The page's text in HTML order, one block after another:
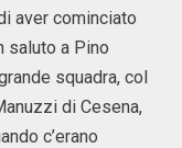
aver cominciato
saluto a Pino
squadra, col
di Cesena,
c’erano